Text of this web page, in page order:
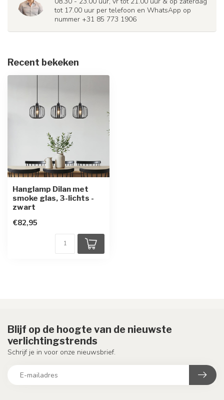
tot 17.00 uur per telefoon en WhatsApp op
nummer +31 85 773 1906
Recent bekeken
Hanglamp Dilan met
smoke glas, 3-lichts -
zwart
€82,95
Blijf op de hoogte van de nieuwste
verlichtingstrends
Schrijf je in voor onze nieuwsbrief.